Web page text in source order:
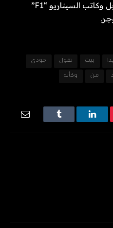
تواصلت مع فوستر وآبل وكاتب السيناريو “F1”
بدا بيت تقول جودي
من وكأنه
لينكدإن Tumblr
البريد